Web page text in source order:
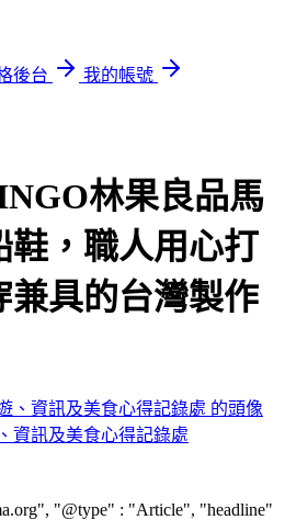
後台
我的帳號
林果良品馬
鞋，職人用心打
兼具的台灣製作
資訊及美食心得記錄處
"@type" : "Article", "headline"